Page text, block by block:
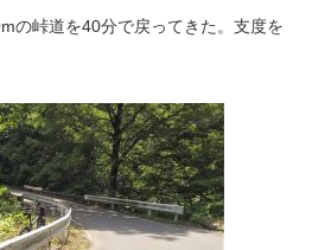
の峠道を40分で戻ってきた。支度を